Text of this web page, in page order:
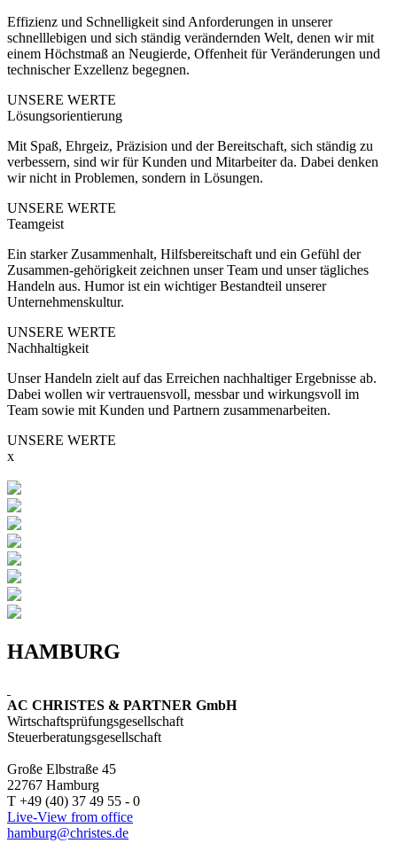
Effizienz und Schnelligkeit sind Anforderungen in unserer
schnelllebigen und sich ständig verändernden Welt, denen wir mit
einem Höchstmaß an Neugierde, Offenheit für Veränderungen und
technischer Exzellenz begegnen.
UNSERE WERTE
Lösungsorientierung
Mit Spaß, Ehrgeiz, Präzision und der Bereitschaft, sich ständig zu
verbessern, sind wir für Kunden und Mitarbeiter da. Dabei denken
wir nicht in Problemen, sondern in Lösungen.
UNSERE WERTE
Teamgeist
Ein starker Zusammenhalt, Hilfsbereitschaft und ein Gefühl der
Zusammen-gehörigkeit zeichnen unser Team und unser tägliches
Handeln aus. Humor ist ein wichtiger Bestandteil unserer
Unternehmenskultur.
UNSERE WERTE
Nachhaltigkeit
Unser Handeln zielt auf das Erreichen nachhaltiger Ergebnisse ab.
Dabei wollen wir vertrauensvoll, messbar und wirkungsvoll im
Team sowie mit Kunden und Partnern zusammenarbeiten.
UNSERE WERTE
x
HAMBURG
AC CHRISTES & PARTNER GmbH
Wirtschaftsprüfungsgesellschaft
Steuerberatungsgesellschaft
Große Elbstraße 45
22767 Hamburg
T +49 (40) 37 49 55 - 0
Live-View from office
hamburg@christes.de